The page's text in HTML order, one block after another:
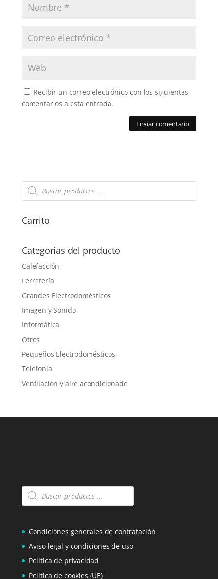
Recibir un correo electrónico con los siguientes
comentarios a esta entrada.
Búsqueda
de
productos
Carrito
Categorías del producto
Calefacción
Ferretería
Grandes Electrodomésticos
Imagen y Sonido
Informática
Otros
Pequeños Electrodomésticos
Telefonía
Ventilación y aire acondicionado
Búsqueda
de
Condiciones generales de contratación
Aviso legal y condiciones de uso
Politica de privacidad
Política de cookies (UE)